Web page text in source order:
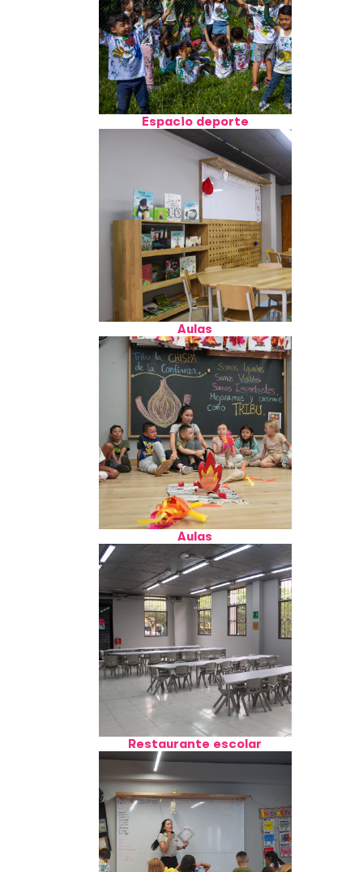
Espacio deporte
Aulas
Aulas
Restaurante escolar